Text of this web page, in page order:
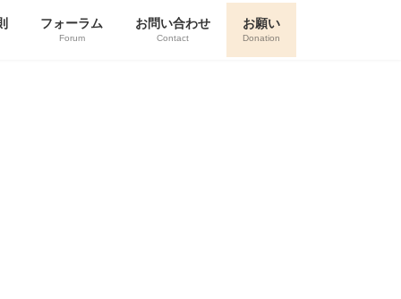
フォーラム
Forum
お問い合わせ
Contact
お願い
Donation